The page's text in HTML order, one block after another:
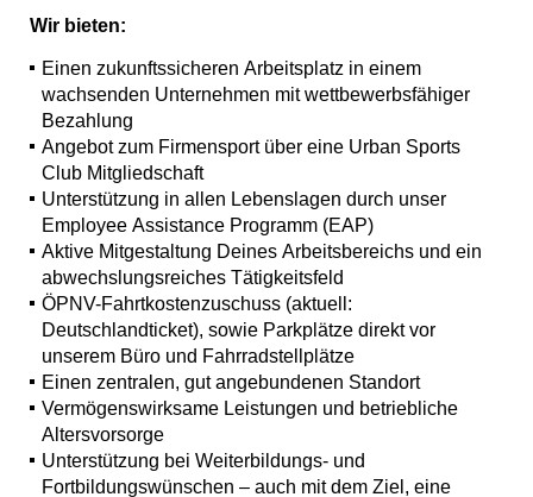
Wir bieten:
Einen zukunftssicheren Arbeitsplatz in einem
wachsenden Unternehmen mit wettbewerbsfähiger
Bezahlung
Angebot zum Firmensport über eine Urban Sports
Club Mitgliedschaft
Unterstützung in allen Lebenslagen durch unser
Employee Assistance Programm (EAP)
Aktive Mitgestaltung Deines Arbeitsbereichs und ein
abwechslungsreiches Tätigkeitsfeld
ÖPNV-Fahrtkostenzuschuss (aktuell:
Deutschlandticket), sowie Parkplätze direkt vor
unserem Büro und Fahrradstellplätze
Einen zentralen, gut angebundenen Standort
Vermögenswirksame Leistungen und betriebliche
Altersvorsorge
Unterstützung bei Weiterbildungs- und
Fortbildungswünschen – auch mit dem Ziel, eine